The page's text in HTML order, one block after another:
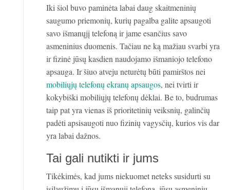
Iki šiol buvo paminėta labai daug skaitmeninių
saugumo priemonių, kurių pagalba galite apsaugoti
savo išmanųjį telefoną ir jame esančius savo
asmeninius duomenis. Tačiau ne ką mažiau svarbi yra
ir fizinė jūsų kasdien naudojamo išmaniojo telefono
apsauga. Ir šiuo atveju neturėtų būti pamirštos nei
mobiliųjų telefonų ekranų apsaugos, nei tvirti ir
kokybiški mobiliųjų telefonų dėklai. Be to, budrumas
taip pat yra vienas iš prioritetinių veiksnių, galinčių
padėti apsisaugoti nuo fizinių vagysčių, kurios vis dar
yra labai dažnos.
Tai gali nutikti ir jums
Tikėkimės, kad jums niekuomet neteks susidurti su